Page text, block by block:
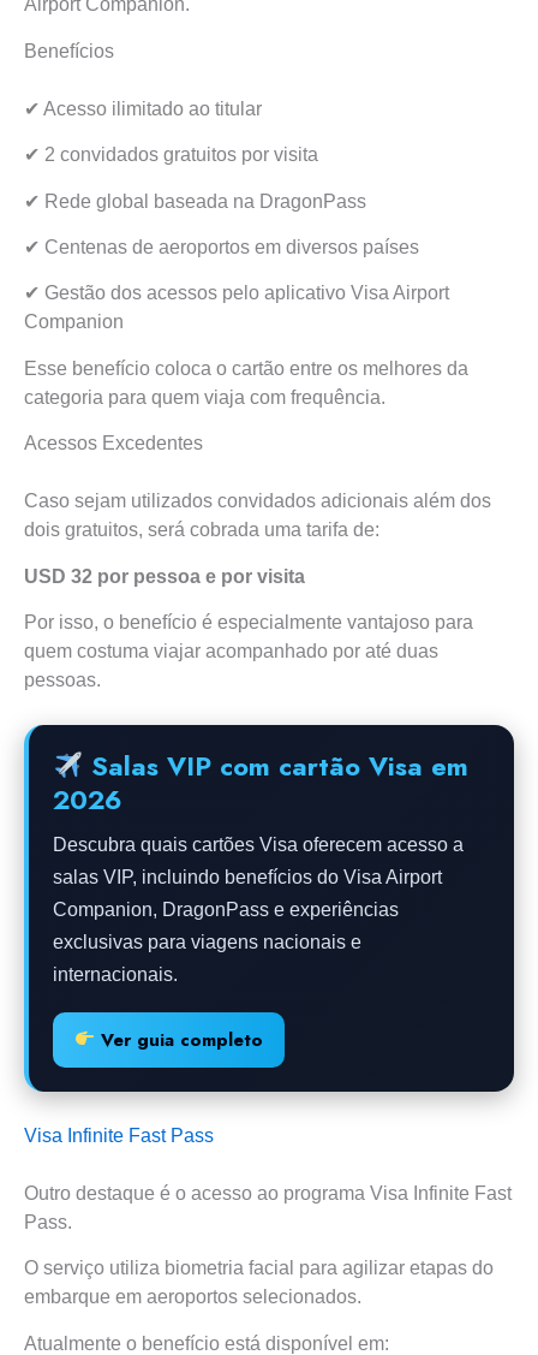
Airport Companion.
Benefícios
✔ Acesso ilimitado ao titular
✔ 2 convidados gratuitos por visita
✔ Rede global baseada na DragonPass
✔ Centenas de aeroportos em diversos países
✔ Gestão dos acessos pelo aplicativo Visa Airport
Companion
Esse benefício coloca o cartão entre os melhores da
categoria para quem viaja com frequência.
Acessos Excedentes
Caso sejam utilizados convidados adicionais além dos
dois gratuitos, será cobrada uma tarifa de:
USD 32 por pessoa e por visita
Por isso, o benefício é especialmente vantajoso para
quem costuma viajar acompanhado por até duas
pessoas.
Salas VIP com cartão Visa em
2026
Descubra quais cartões Visa oferecem acesso a
salas VIP, incluindo benefícios do Visa Airport
Companion, DragonPass e experiências
exclusivas para viagens nacionais e
internacionais.
Ver guia completo
Visa Infinite Fast Pass
Outro destaque é o acesso ao programa Visa Infinite Fast
Pass.
O serviço utiliza biometria facial para agilizar etapas do
embarque em aeroportos selecionados.
Atualmente o benefício está disponível em: